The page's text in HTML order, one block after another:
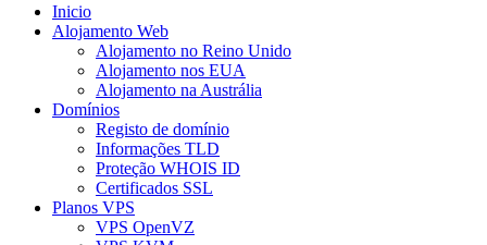
Inicio
Alojamento Web
Alojamento no Reino Unido
Alojamento nos EUA
Alojamento na Austrália
Domínios
Registo de domínio
Informações TLD
Proteção WHOIS ID
Certificados SSL
Planos VPS
VPS OpenVZ